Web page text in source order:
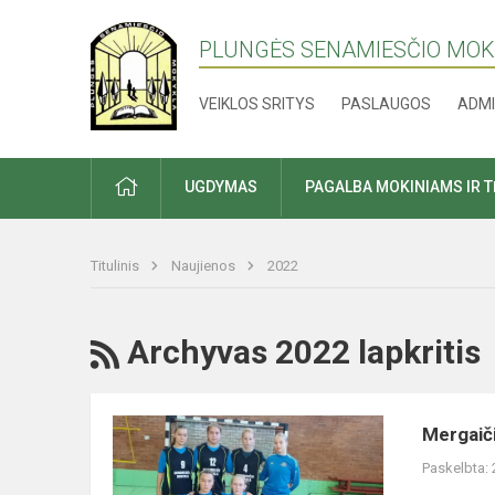
PLUNGĖS SENAMIESČIO
VEIKLOS SRITYS PASLAUGOS
PRADŽIAUGDYMAS PAGALBA MOKINIAMS IR
Titulinis Naujienos 2022
RSS
Archyvas 2022 lapkritis
Mergaičių
futbolo
5X5
Paskelbta: